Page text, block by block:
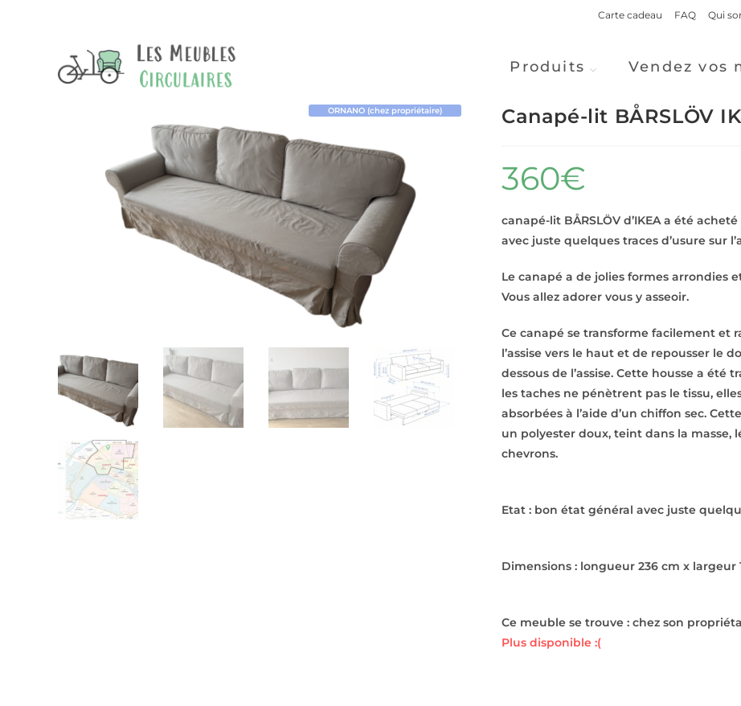
Carte cadeau FAQ Qui
Produits Vendez vos
ORNANO (chez propriétaire) Canapé-lit BÅRSLÖV
360€
canapé-lit BÅRSLÖV d’IKEA a été
avec juste quelques traces d’usure sur
Le canapé a de jolies formes arrondies
Vous allez adorer vous y asseoir.
Ce canapé se transforme facilement et
l’assise vers le haut et de repousser le
dessous de l’assise. Cette housse a
les taches ne pénètrent pas le tissu,
absorbées à l’aide d’un chiffon sec.
un polyester doux, teint dans la
chevrons.
Etat : bon état général avec juste
Dimensions : longueur 236 cm x largeur
Ce meuble se trouve : chez son
Plus disponible :(